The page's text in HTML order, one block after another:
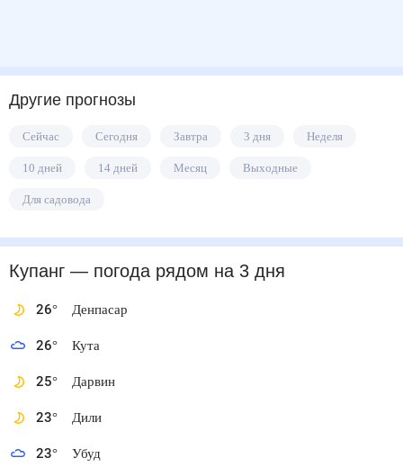
Другие прогнозы
Сейчас Сегодня Завтра 3 дня Неделя
10 дней 14 дней Месяц Выходные
Для садовода
Купанг — погода рядомна 3 дня
26° Денпасар
26° Кута
25° Дарвин
23° Дили
23° Убуд